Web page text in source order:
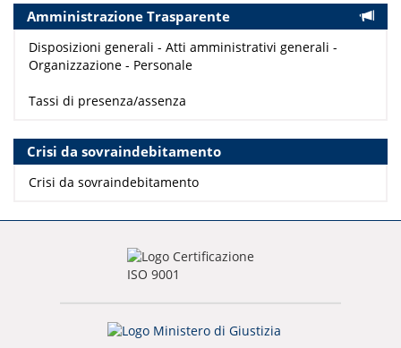
Amministrazione Trasparente
Disposizioni generali - Atti amministrativi generali -
Organizzazione - Personale
Tassi di presenza/assenza
Crisi da sovraindebitamento
Crisi da sovraindebitamento